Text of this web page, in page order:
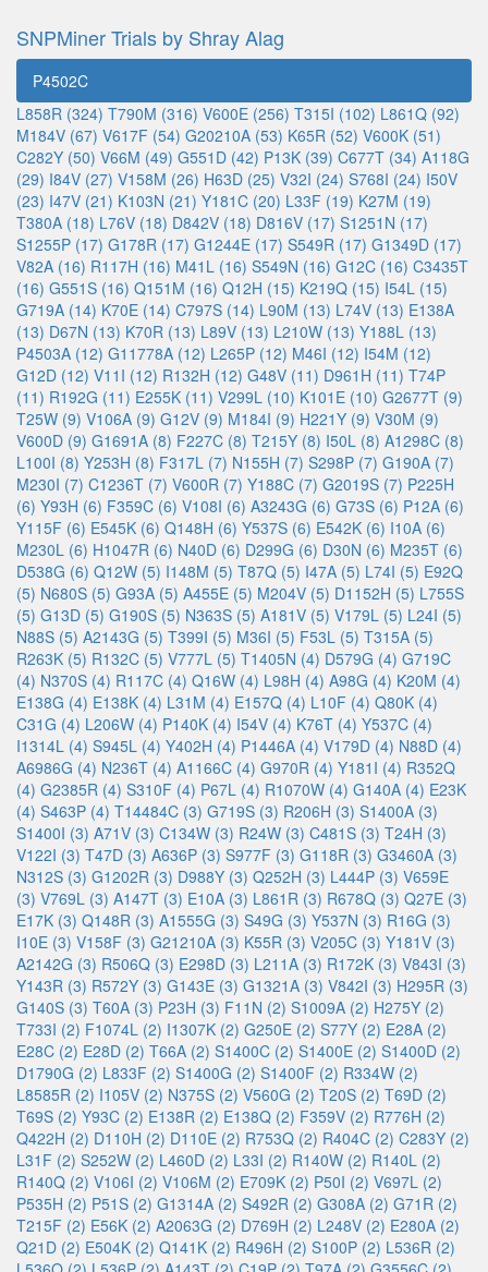
SNPMiner Trials by Shray Alag
P4502C
L858R (324) T790M (316) V600E (256) T315I (102) L861Q (92)
M184V (67) V617F (54) G20210A (53) K65R (52) V600K (51)
C282Y (50) V66M (49) G551D (42) P13K (39) C677T (34) A118G
(29) I84V (27) V158M (26) H63D (25) V32I (24) S768I (24) I50V
(23) I47V (21) K103N (21) Y181C (20) L33F (19) K27M (19)
T380A (18) L76V (18) D842V (18) D816V (17) S1251N (17)
S1255P (17) G178R (17) G1244E (17) S549R (17) G1349D (17)
V82A (16) R117H (16) M41L (16) S549N (16) G12C (16) C3435T
(16) G551S (16) Q151M (16) Q12H (15) K219Q (15) I54L (15)
G719A (14) K70E (14) C797S (14) L90M (13) L74V (13) E138A
(13) D67N (13) K70R (13) L89V (13) L210W (13) Y188L (13)
P4503A (12) G11778A (12) L265P (12) M46I (12) I54M (12)
G12D (12) V11I (12) R132H (12) G48V (11) D961H (11) T74P
(11) R192G (11) E255K (11) V299L (10) K101E (10) G2677T (9)
T25W (9) V106A (9) G12V (9) M184I (9) H221Y (9) V30M (9)
V600D (9) G1691A (8) F227C (8) T215Y (8) I50L (8) A1298C (8)
L100I (8) Y253H (8) F317L (7) N155H (7) S298P (7) G190A (7)
M230I (7) C1236T (7) V600R (7) Y188C (7) G2019S (7) P225H
(6) Y93H (6) F359C (6) V108I (6) A3243G (6) G73S (6) P12A (6)
Y115F (6) E545K (6) Q148H (6) Y537S (6) E542K (6) I10A (6)
M230L (6) H1047R (6) N40D (6) D299G (6) D30N (6) M235T (6)
D538G (6) Q12W (5) I148M (5) T87Q (5) I47A (5) L74I (5) E92Q
(5) N680S (5) G93A (5) A455E (5) M204V (5) D1152H (5) L755S
(5) G13D (5) G190S (5) N363S (5) A181V (5) V179L (5) L24I (5)
N88S (5) A2143G (5) T399I (5) M36I (5) F53L (5) T315A (5)
R263K (5) R132C (5) V777L (5) T1405N (4) D579G (4) G719C
(4) N370S (4) R117C (4) Q16W (4) L98H (4) A98G (4) K20M (4)
E138G (4) E138K (4) L31M (4) E157Q (4) L10F (4) Q80K (4)
C31G (4) L206W (4) P140K (4) I54V (4) K76T (4) Y537C (4)
I1314L (4) S945L (4) Y402H (4) P1446A (4) V179D (4) N88D (4)
A6986G (4) N236T (4) A1166C (4) G970R (4) Y181I (4) R352Q
(4) G2385R (4) S310F (4) P67L (4) R1070W (4) G140A (4) E23K
(4) S463P (4) T14484C (3) G719S (3) R206H (3) S1400A (3)
S1400I (3) A71V (3) C134W (3) R24W (3) C481S (3) T24H (3)
V122I (3) T47D (3) A636P (3) S977F (3) G118R (3) G3460A (3)
N312S (3) G1202R (3) D988Y (3) Q252H (3) L444P (3) V659E
(3) V769L (3) A147T (3) E10A (3) L861R (3) R678Q (3) Q27E (3)
E17K (3) Q148R (3) A1555G (3) S49G (3) Y537N (3) R16G (3)
I10E (3) V158F (3) G21210A (3) K55R (3) V205C (3) Y181V (3)
A2142G (3) R506Q (3) E298D (3) L211A (3) R172K (3) V843I (3)
Y143R (3) R572Y (3) G143E (3) G1321A (3) V842I (3) H295R (3)
G140S (3) T60A (3) P23H (3) F11N (2) S1009A (2) H275Y (2)
T733I (2) F1074L (2) I1307K (2) G250E (2) S77Y (2) E28A (2)
E28C (2) E28D (2) T66A (2) S1400C (2) S1400E (2) S1400D (2)
D1790G (2) L833F (2) S1400G (2) S1400F (2) R334W (2)
L8585R (2) I105V (2) N375S (2) V560G (2) T20S (2) T69D (2)
T69S (2) Y93C (2) E138R (2) E138Q (2) F359V (2) R776H (2)
Q422H (2) D110H (2) D110E (2) R753Q (2) R404C (2) C283Y (2)
L31F (2) S252W (2) L460D (2) L33I (2) R140W (2) R140L (2)
R140Q (2) V106I (2) V106M (2) E709K (2) P50I (2) V697L (2)
P535H (2) P51S (2) G1314A (2) S492R (2) G308A (2) G71R (2)
T215F (2) E56K (2) A2063G (2) D769H (2) L248V (2) E280A (2)
Q21D (2) E504K (2) Q141K (2) R496H (2) S100P (2) L536R (2)